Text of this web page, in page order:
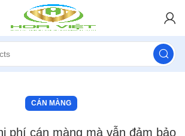
CÁN MÀNG
phí cán màng mà vẫn đảm bảo